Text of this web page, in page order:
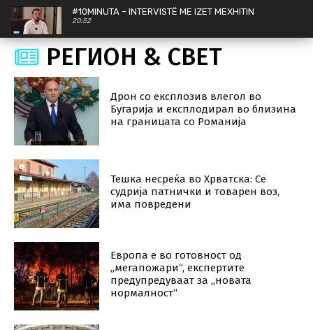
#10MINUTA – INTERVISTË ME IZET MEXHITIN
20:52
#10MИНУТИ со Бојан Кордалов | 26.7.2024
12:57
Presidentja e re, përpjekja për vjedhje
deputetësh, Qeveria e re | Intervistë me Arbër
Ademin
21:46
#10MИНУТИ Бисера Костадинова-Стојчевска |
05.4.2024
#10Минути - Ѓоко Велковски 29.03.2024
18:31
#10Минути - Курто Дудуш 28.03.2024
14:37
РЕГИОН & СВЕT
Дрон со експлозив влегол во
Бугарија и експлодирал во близина
на границата со Романија
Тешка несреќа во Хрватска: Се
судрија патнички и товарен воз,
има повредени
Европа е во готовност од
„мегапожари“, експертите
предупредуваат за „новата
нормалност“